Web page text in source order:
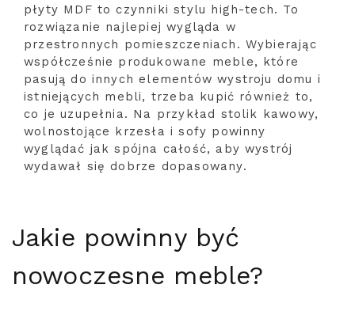
płyty MDF to czynniki stylu high-tech. To
rozwiązanie najlepiej wygląda w
przestronnych pomieszczeniach. Wybierając
współcześnie produkowane meble, które
pasują do innych elementów wystroju domu i
istniejących mebli, trzeba kupić również to,
co je uzupełnia. Na przykład stolik kawowy,
wolnostojące krzesła i sofy powinny
wyglądać jak spójna całość, aby wystrój
wydawał się dobrze dopasowany.
Jakie powinny być
nowoczesne meble?